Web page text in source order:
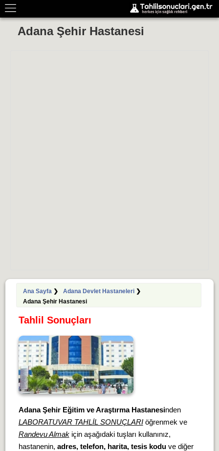
Adana Şehir Hastanesi
Ana Sayfa❯ Adana Devlet Hastaneleri❯
Adana Şehir Hastanesi
Tahlil Sonuçları
Adana Şehir Eğitim ve Araştırma Hastanesinden
LABORATUVAR TAHLİL SONUÇLARIöğrenmek ve
Randevu Almakiçin aşağıdaki tuşları kullanınız,
hastanenin, adres, telefon, harita, tesis koduve diğer